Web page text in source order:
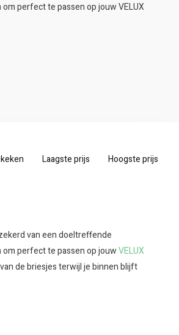
perfect te passen op jouw VELUX
Laagste prijs Hoogste prijs
van een doeltreffende
perfect te passen op jouwVELUX
de briesjes terwijl je binnen blijft